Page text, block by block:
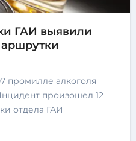
ГАИ выявили
произошел 12
отдела ГАИ